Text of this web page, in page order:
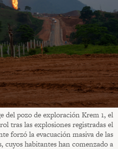
del pozo de exploración Krem 1, el
tras las explosiones registradas el
forzó la evacuación masiva de las
cuyos habitantes han comenzado a